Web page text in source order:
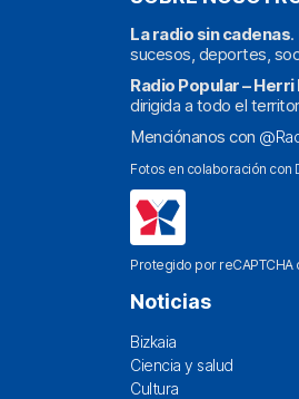
La radio sin cadenas.
sucesos, deportes,
Radio Popular –
dirigida a todo el
Menciónanos con
Fotos en colaboración con
Protegido por reCAPTCHA
Noticias
Bizkaia
Ciencia y salud
Cultura